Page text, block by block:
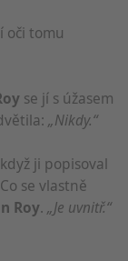
oči tomu
se jí s úžasem
„Nikdy.“
ji popisoval
Co se vlastně
Roy. „Je uvnitř.“